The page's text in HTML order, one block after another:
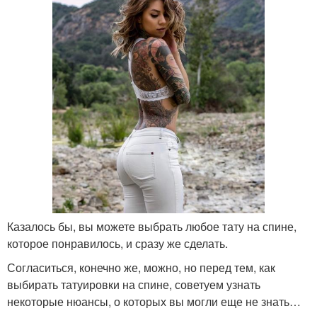
Казалось бы, вы можете выбрать любое тату на спине,
которое понравилось, и сразу же сделать.
Согласиться, конечно же, можно, но перед тем, как
выбирать татуировки на спине, советуем узнать
некоторые нюансы, о которых вы могли еще не знать…